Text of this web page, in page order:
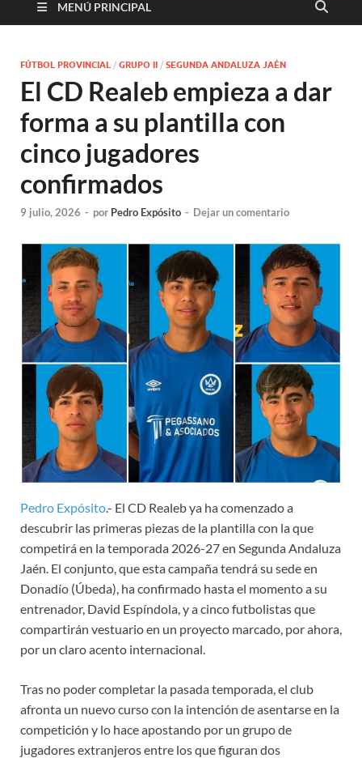
MENÚ PRINCIPAL
FÚTBOL PROVINCIAL / GRUPO II / SEGUNDA ANDALUZA JAÉN
El CD Realeb empieza a dar
forma a su plantilla con
cinco jugadores
confirmados
9 julio, 2026 - por Pedro Expósito - Dejar un comentario
Pedro Expósito.- El CD Realeb ya ha comenzado a
descubrir las primeras piezas de la plantilla con la que
competirá en la temporada 2026-27 en Segunda Andaluza
Jaén. El conjunto, que esta campaña tendrá su sede en
Donadío (Úbeda), ha confirmado hasta el momento a su
entrenador, David Espíndola, y a cinco futbolistas que
compartirán vestuario en un proyecto marcado, por ahora,
por un claro acento internacional.
Tras no poder completar la pasada temporada, el club
afronta un nuevo curso con la intención de asentarse en la
competición y lo hace apostando por un grupo de
jugadores extranjeros entre los que figuran dos